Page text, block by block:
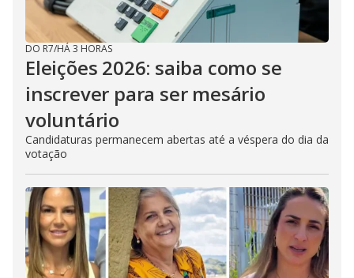
DO R7/HÁ 3 HORAS
Eleições 2026: saiba como se
inscrever para ser mesário
voluntário
Candidaturas permanecem abertas até a véspera do dia da
votação